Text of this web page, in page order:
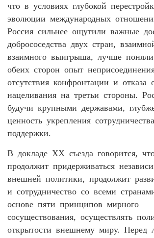
что в условиях глубокой
эволюции международных
Россия сильнее ощутили важные
добрососедства двух стран,
взаимного выигрыша, лучше
обеих сторон опыт
отсутствия конфронтации и отказа
нацеливания на третьи стороны.
будучи крупными державами,
ценность укрепления
поддержки.
В докладе XX съезда говорится,
продолжит придерживаться
внешней политики, продолжит
и сотрудничество со всеми
основе пяти принципов мирного
сосуществования, осуществлять
открытости внешнему миру. Перед